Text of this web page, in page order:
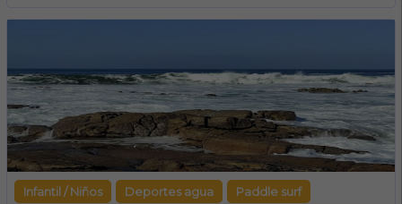
Infantil / Niños Deportes agua Paddle surf